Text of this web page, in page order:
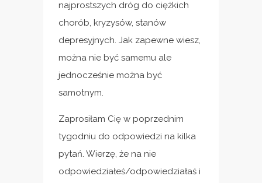
najprostszych dróg do ciężkich
chorób, kryzysów, stanów
depresyjnych. Jak zapewne wiesz,
można nie być samemu ale
jednocześnie można być
samotnym.
Zaprosiłam Cię w poprzednim
tygodniu do odpowiedzi na kilka
pytań. Wierzę, że na nie
odpowiedziałeś/odpowiedziałaś i